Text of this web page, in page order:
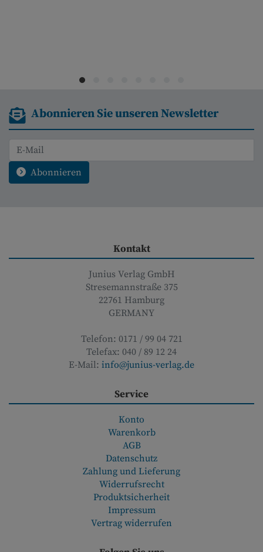
Abonnieren Sie unseren Newsletter
Abonnieren
Kontakt
Junius Verlag GmbH
Stresemannstraße 375
22761 Hamburg
GERMANY
Telefon: 0171 / 99 04 721
Telefax: 040 / 89 12 24
E-Mail: info@junius-verlag.de
Service
Konto
Warenkorb
AGB
Datenschutz
Zahlung und Lieferung
Widerrufsrecht
Produktsicherheit
Impressum
Vertrag widerrufen